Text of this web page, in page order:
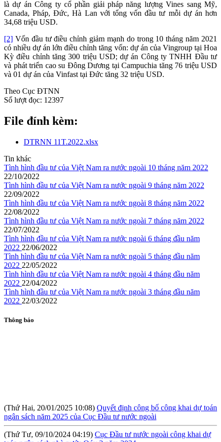
là dự án Công ty cổ phần giải pháp năng lượng Vines sang Mỹ,
Canada, Pháp, Đức, Hà Lan với tổng vốn đầu tư mỗi dự án hơn
34,68 triệu USD.
[2] Vốn đầu tư điều chỉnh giảm mạnh do trong 10 tháng năm 2021
có nhiều dự án lớn điều chỉnh tăng vốn: dự án của Vingroup tại Hoa
Kỳ điều chỉnh tăng 300 triệu USD; dự án Công ty TNHH Đầu tư
và phát triển cao su Đông Dương tại Campuchia tăng 76 triệu USD
và 01 dự án của Vinfast tại Đức tăng 32 triệu USD.
Theo Cục ĐTNN
Số lượt đọc: 12397
File đính kèm:
DTRNN 11T.2022.xlsx
Tin khác
Tình hình đầu tư của Việt Nam ra nước ngoài 10 tháng năm 2022
22/10/2022
Tình hình đầu tư của Việt Nam ra nước ngoài 9 tháng năm 2022
22/09/2022
Tình hình đầu tư của Việt Nam ra nước ngoài 8 tháng năm 2022
22/08/2022
Tình hình đầu tư của Việt Nam ra nước ngoài 7 tháng năm 2022
22/07/2022
Tình hình đầu tư của Việt Nam ra nước ngoài 6 tháng đầu năm
2022 22/06/2022
Tình hình đầu tư của Việt Nam ra nước ngoài 5 tháng đầu năm
2022 22/05/2022
Tình hình đầu tư của Việt Nam ra nước ngoài 4 tháng đầu năm
2022 22/04/2022
Tình hình đầu tư của Việt Nam ra nước ngoài 3 tháng đầu năm
2022 22/03/2022
Thông báo
ngân sách năm 2025 của Cục Đầu tư nước ngoài
(Thứ Tư, 09/10/2024 04:19)Cục Đầu tư nước ngoài công khai dự
toán ngân sách nhà nước Qúy 3 năm 2024